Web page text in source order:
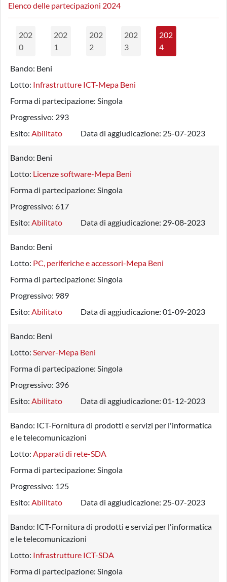
Elenco delle partecipazioni 2024
202
0
202
1
202
2
202
3
202
4
Bando: Beni
Lotto: Infrastrutture ICT-Mepa Beni
Forma di partecipazione: Singola
Progressivo: 293
Esito: Abilitato Data di aggiudicazione: 25-07-2023
Bando: Beni
Lotto: Licenze software-Mepa Beni
Forma di partecipazione: Singola
Progressivo: 617
Esito: Abilitato Data di aggiudicazione: 29-08-2023
Bando: Beni
Lotto: PC, periferiche e accessori-Mepa Beni
Forma di partecipazione: Singola
Progressivo: 989
Esito: Abilitato Data di aggiudicazione: 01-09-2023
Bando: Beni
Lotto: Server-Mepa Beni
Forma di partecipazione: Singola
Progressivo: 396
Esito: Abilitato Data di aggiudicazione: 01-12-2023
Bando: ICT-Fornitura di prodotti e servizi per l'informatica
e le telecomunicazioni
Lotto: Apparati di rete-SDA
Forma di partecipazione: Singola
Progressivo: 125
Esito: Abilitato Data di aggiudicazione: 25-07-2023
Bando: ICT-Fornitura di prodotti e servizi per l'informatica
e le telecomunicazioni
Lotto: Infrastrutture ICT-SDA
Forma di partecipazione: Singola